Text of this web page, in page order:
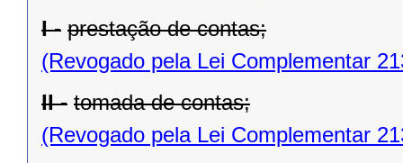
I - prestação de contas;
(Revogado pela Lei Complementar
II - tomada de contas;
(Revogado pela Lei Complementar